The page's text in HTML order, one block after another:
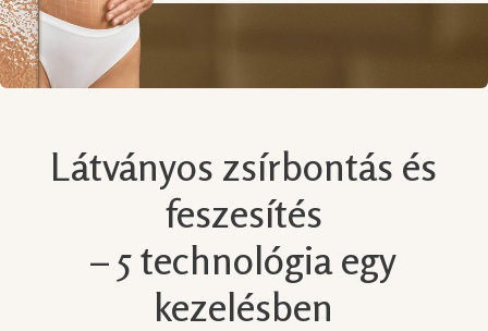
Látványos zsírbontás és
feszesítés
– 5 technológia egy
kezelésben